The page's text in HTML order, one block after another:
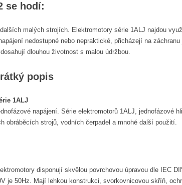
se hodí:
malých strojích. Elektromotory série 1ALJ najdou
nedostupné nebo nepraktické, přicházejí na
dlouhou životnost s malou údržbou.
popis
1ALJ
napájení. Série elektromotorů 1ALJ, jednofázové
strojů, vodních čerpadel a mnohé další použití.
disponují skvělou povrchovou úpravou dle IEC
je 50Hz. Mají lehkou konstrukci, svorkovnicovou skříň,